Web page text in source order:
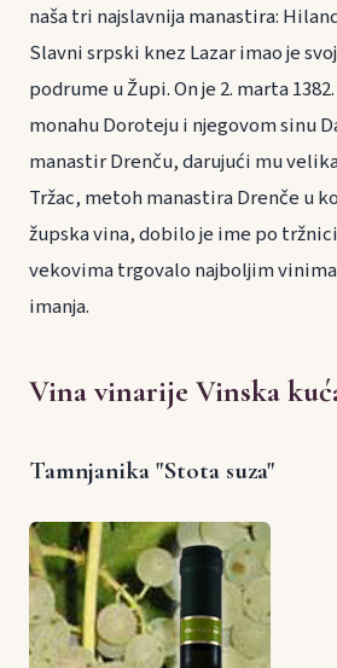
naša tri najslavnija manastira:
Slavni srpski knez Lazar imao je
podrume u Župi. On je 2. marta
monahu Doroteju i njegovom sinu
manastir Drenču, darujući mu
Tržac, metoh manastira Drenče u
župska vina, dobilo je ime po
vekovima trgovalo najboljim
imanja.
Vina vinarije Vinska
Tamnjanika "Stota suza"